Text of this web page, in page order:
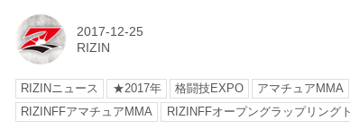
2017-12-25
RIZIN
RIZINニュース ★2017年 格闘技EXPO アマチュアMMA
RIZINFFアマチュアMMA
RIZINFFオープングラップリング